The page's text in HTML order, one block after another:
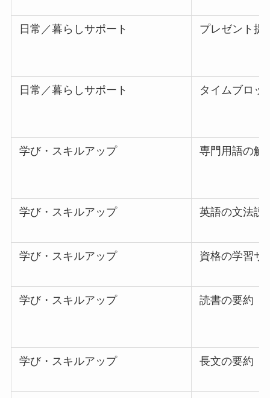
日常／暮らしサポート プレゼント提
日常／暮らしサポート タイムブロッ
学び・スキルアップ 専門用語の解
学び・スキルアップ 英語の文法説
学び・スキルアップ 資格の学習サ
学び・スキルアップ 読書の要約
学び・スキルアップ 長文の要約